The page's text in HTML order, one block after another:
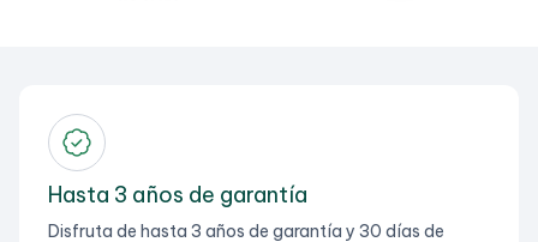
Hasta 3 años de garantía
Disfruta de hasta 3 años de garantía y 30 días de